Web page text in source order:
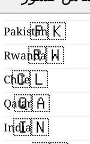
🇵🇰
Pakistan
🇷🇼
Rwanda
🇨🇱
Chile
🇶🇦
Qatar
🇮🇳
India